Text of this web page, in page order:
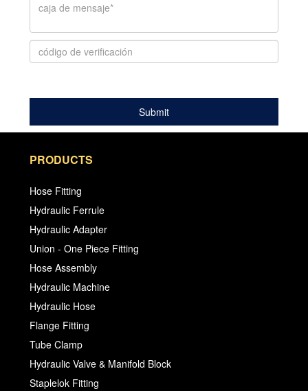
PRODUCTS
Hose Fitting
Hydraulic Ferrule
Hydraulic Adapter
Union - One Piece Fitting
Hose Assembly
Hydraulic Machine
Hydraulic Hose
Flange Fitting
Tube Clamp
Hydraulic Valve & Manifold Block
Staplelok Fitting